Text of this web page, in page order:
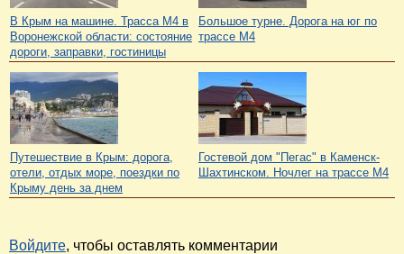
В Крым на машине. Трасса М4 в
Воронежской области: состояние
дороги, заправки, гостиницы
Большое турне. Дорога на юг по
трассе М4
Путешествие в Крым: дорога,
отели, отдых море, поездки по
Крыму день за днем
Гостевой дом "Пегас" в Каменск-
Шахтинском. Ночлег на трассе М4
Войдите, чтобы оставлять комментарии